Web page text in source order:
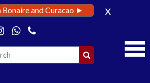
and Curacao ► x